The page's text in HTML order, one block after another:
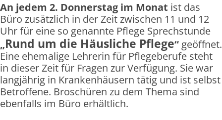
An jedem 2. Donnerstag im Monat ist das
Büro zusätzlich in der Zeit zwischen 11 und 12
Uhr für eine so genannte Pflege Sprechstunde
„Rund um die Häusliche Pflege“ geöffnet.
Eine ehemalige Lehrerin für Pflegeberufe steht
in dieser Zeit für Fragen zur Verfügung. Sie war
langjährig in Krankenhäusern tätig und ist selbst
Betroffene. Broschüren zu dem Thema sind
ebenfalls im Büro erhältlich.